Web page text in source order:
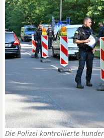
Die Polizei kontrollierte